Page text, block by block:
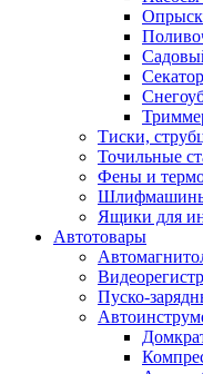
Тиски,
Точильные
Фены и
Ящики для
Автотовары
Пуско-